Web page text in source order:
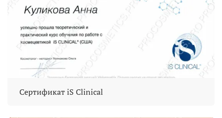
Сертификат iS Clinical